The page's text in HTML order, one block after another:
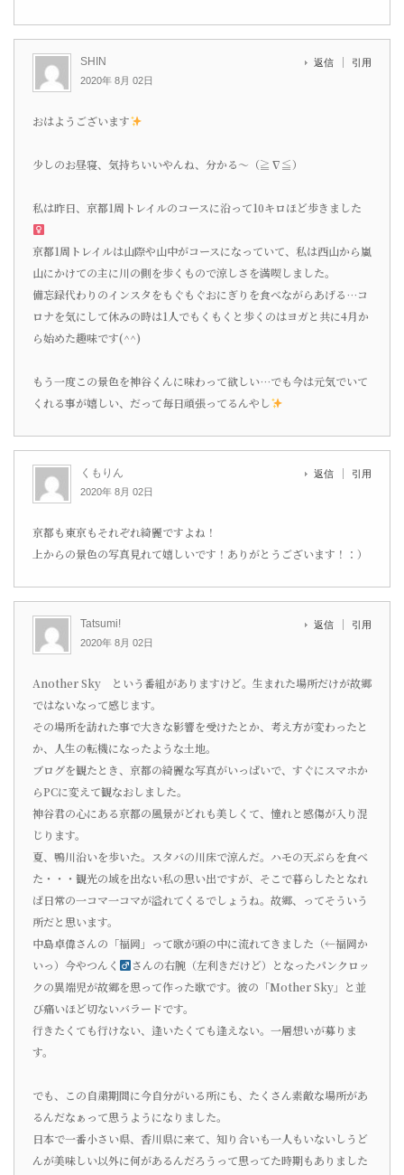
SHIN
2020年 8月 02日
返信 引用
おはようございます
少しのお昼寝、気持ちいいやんね、分かる〜（≧∇≦）
私は昨日、京都1周トレイルのコースに沿って10キロほど歩きました‍
京都1周トレイルは山際や山中がコースになっていて、私は西山から嵐
山にかけての主に川の側を歩くもので涼しさを満喫しました。
備忘録代わりのインスタをもぐもぐおにぎりを食べながらあげる…コ
ロナを気にして休みの時は1人でもくもくと歩くのはヨガと共に4月か
ら始めた趣味です(^^)
もう一度この景色を神谷くんに味わって欲しい…でも今は元気でいて
くれる事が嬉しい、だって毎日頑張ってるんやし
くもりん
2020年 8月 02日
返信 引用
京都も東京もそれぞれ綺麗ですよね！
上からの景色の写真見れて嬉しいです！ありがとうございます！：）
Tatsumi!
2020年 8月 02日
返信 引用
Another Sky という番組がありますけど。生まれた場所だけが故郷
ではないなって感じます。
その場所を訪れた事で大きな影響を受けたとか、考え方が変わったと
か、人生の転機になったような土地。
ブログを観たとき、京都の綺麗な写真がいっぱいで、すぐにスマホか
らPCに変えて観なおしました。
神谷君の心にある京都の風景がどれも美しくて、憧れと感傷が入り混
じります。
夏、鴨川沿いを歩いた。スタバの川床で涼んだ。ハモの天ぷらを食べ
た・・・観光の域を出ない私の思い出ですが、そこで暮らしたとなれ
ば日常の一コマ一コマが溢れてくるでしょうね。故郷、ってそういう
所だと思います。
中島卓偉さんの「福岡」って歌が頭の中に流れてきました（←福岡か
いっ）今やつんく
さんの右腕（左利きだけど）となったパンクロッ
クの異端児が故郷を思って作った歌です。彼の「mother Sky」と並
び痛いほど切ないバラードです。
行きたくても行けない、逢いたくても逢えない。一層想いが募りま
す。
でも、この自粛期間に今自分がいる所にも、たくさん素敵な場所があ
るんだなぁって思うようになりました。
日本で一番小さい県、香川県に来て、知り合いも一人もいないしうど
んが美味しい以外に何があるんだろうって思ってた時期もありました